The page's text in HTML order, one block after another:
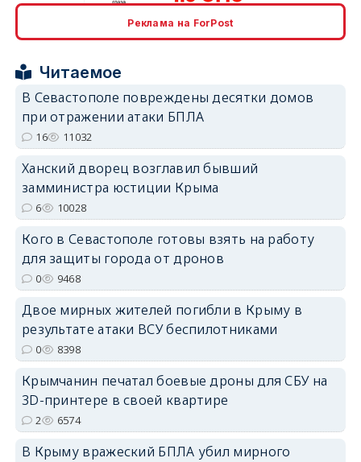
Реклама на ForPost
Читаемое
В Севастополе повреждены десятки домов
при отражении атаки БПЛА
16 11032
Ханский дворец возглавил бывший
замминистра юстиции Крыма
6 10028
Кого в Севастополе готовы взять на работу
для защиты города от дронов
0 9468
Двое мирных жителей погибли в Крыму в
результате атаки ВСУ беспилотниками
0 8398
Крымчанин печатал боевые дроны для СБУ на
3D-принтере в своей квартире
2 6574
В Крыму вражеский БПЛА убил мирного